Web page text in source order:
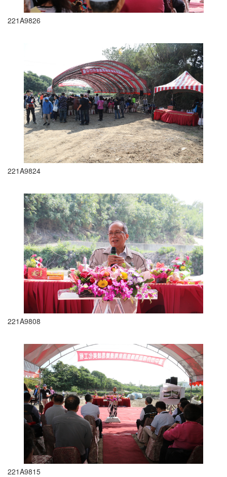
221A9826
221A9824
221A9808
221A9815